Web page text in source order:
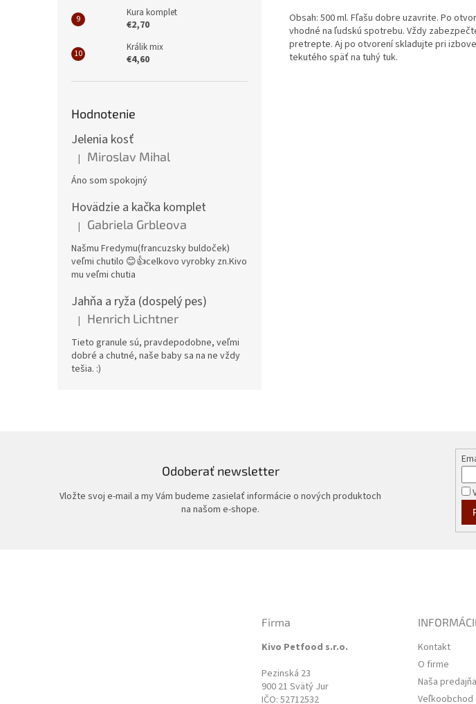
Kura komplet
€2,70
Králik mix
€4,60
Hodnotenie
Jelenia kosť
Hodnotenie produktu je 5 z 5 hviezdičiek.
| Miroslav Mihal
Áno som spokojný
Hovädzie a kačka komplet
Hodnotenie produktu je 5 z 5 hviezdičiek.
| Gabriela Grbleova
Našmu Fredymu(francuzsky buldoček)
veľmi chutilo 😊👍celkovo vyrobky zn.Kivo
mu veľmi chutia
Jahňa a ryža (dospelý pes)
Hodnotenie produktu je 5 z 5 hviezdičiek.
| Henrich Lichtner
Tieto granule sú, pravdepodobne, veľmi
dobré a chutné, naše baby sa na ne vždy
tešia. :)
Obsah: 500 ml. Fľašu dobre uzavrite. Po
vhodné na ľudskú spotrebu. Vždy
pretrepte. Aj po otvorení skladujte pri
tekutého späť na tuhý tuk.
Odoberať newsletter
Vložte svoj e-mail a my Vám budeme zasielať informácie o nových produktoch
na našom e-shope.
Firma
Kivo Petfood s.r.o.
Pezinská 23
900 21 Svätý Jur
IČO: 52712532
Kontakt
O firme
Naša predajňa
Veľkoobchod